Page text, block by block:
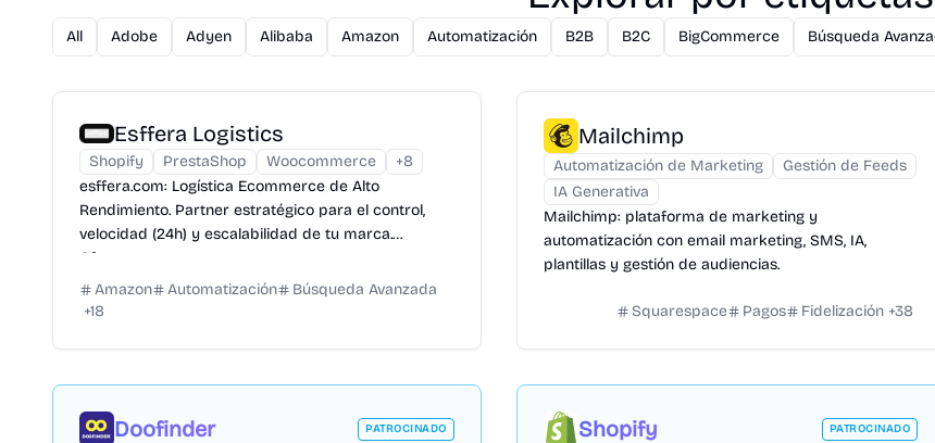
All Adobe Adyen Alibaba Amazon Automatización B2B B2C BigCommerce Búsqueda
Esffera Logistics
Shopify PrestaShop Woocommerce +8
esffera.com: Logística Ecommerce de Alto
Rendimiento. Partner estratégico para el control,
velocidad (24h) y escalabilidad de tu marca.
Ofrecemos...
Amazon
Automatización
Búsqueda Avanzada
+18
Mailchimp
Automatización de Marketing
Gestión de Feeds
IA Generativa
Mailchimp: plataforma de marketing y
automatización con email marketing, SMS, IA,
plantillas y gestión de audiencias.
Squarespace Pagos Fidelización +38
Doofinder PATROCINADO Shopify PATROCINADO